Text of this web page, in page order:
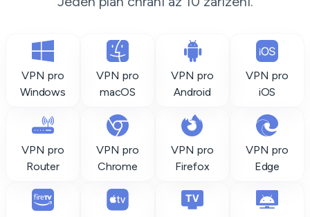
VPN pro
Windows
VPN pro
macOS
VPN pro
Android
VPN pro
iOS
VPN pro
Router
VPN pro
Chrome
VPN pro
Firefox
VPN pro
Edge